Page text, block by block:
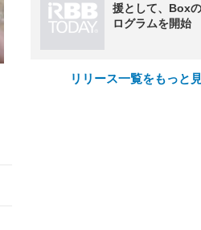
援として、Box
ログラムを開始
リリース一覧をもっと